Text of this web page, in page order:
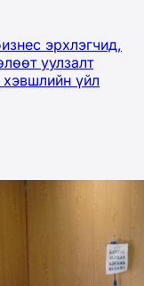
эрхлэгчид,
уулзалт
үйл